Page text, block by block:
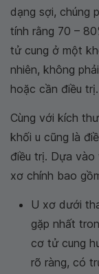
dạng sợi, chúng
tính rằng 70 –
tử cung ở một
nhiên, không
hoặc cần điều trị.
Cùng với kích
khối u cũng là
điều trị. Dựa
xơ chính bao
U xơ dưới
gặp nhất
cơ tử cung
rõ ràng, có